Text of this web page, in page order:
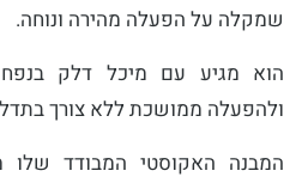
שמקלה על הפעלה מהירה ונוחה.
הוא מגיע עם מיכל דלק בנפח
ולהפעלה ממושכת ללא צורך
המבנה האקוסטי המבודד